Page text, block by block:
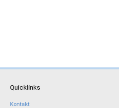
Quicklinks
Kontakt